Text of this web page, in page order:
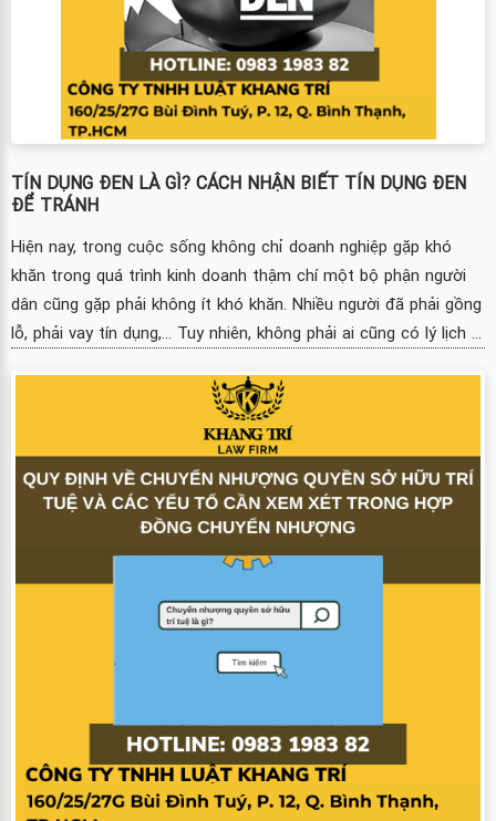
TÍN DỤNG ĐEN LÀ GÌ? CÁCH NHẬN BIẾT TÍN DỤNG ĐEN
ĐỂ TRÁNH
Hiện nay, trong cuộc sống không chỉ doanh nghiệp gặp khó
khăn trong quá trình kinh doanh thậm chí một bộ phận người
dân cũng gặp phải không ít khó khăn. Nhiều người đã phải gồng
lỗ, phải vay tín dụng,... Tuy nhiên, không phải ai cũng có lý lịch ...